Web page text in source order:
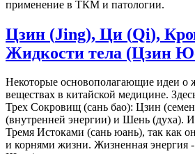
применение в ТКМ и патологии.
Цзин (Jing), Ци (Qi),
Жидкости тела (Цзин
Некоторые основополагающие идеи о
веществах в китайской медицине.
Трех Сокровищ (сань бао): Цзин
(внутренней энергии) и Шень (духа).
Тремя Истоками (сань юань), так как
и корнями жизни. Жизненная энергия